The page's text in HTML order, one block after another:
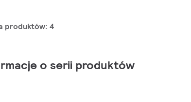
produktów: 4
o serii produktów